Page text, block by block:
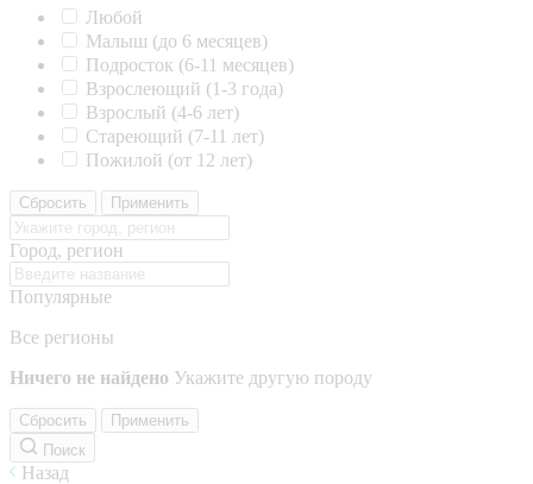
Любой
Малыш (до 6 месяцев)
Подросток (6-11 месяцев)
Взрослеющий (1-3 года)
Взрослый (4-6 лет)
Стареющий (7-11 лет)
Пожилой (от 12 лет)
Сбросить Применить
Город, регион
Популярные
Все регионы
Ничего не найдено Укажите другую породу
Сбросить
Применить
Поиск
Назад